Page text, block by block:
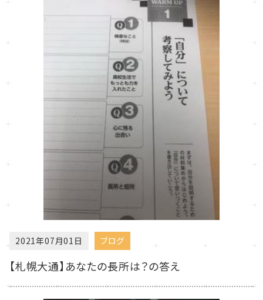
2021年07月01日 ブログ
【札幌大通】あなたの長所は？の答え